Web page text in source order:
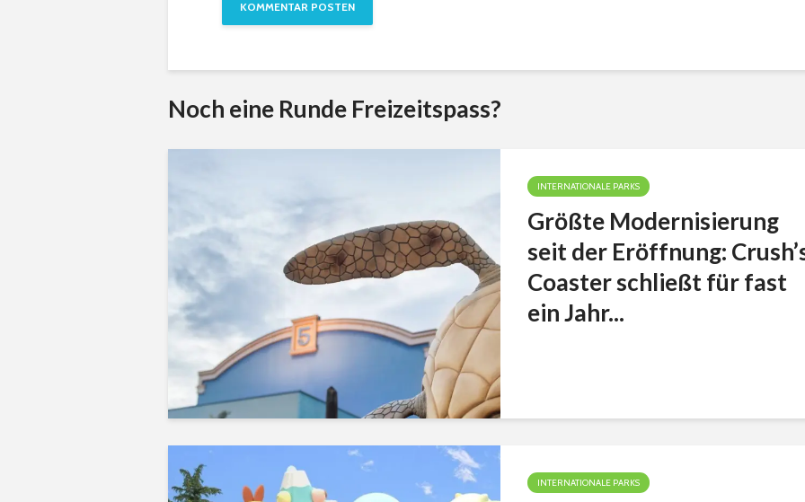
Noch eine Runde Freizeitspass?
INTERNATIONALE PARKS
Größte Modernisierung
seit der Eröffnung:
Coaster schließt für fast
ein Jahr...
INTERNATIONALE PARKS